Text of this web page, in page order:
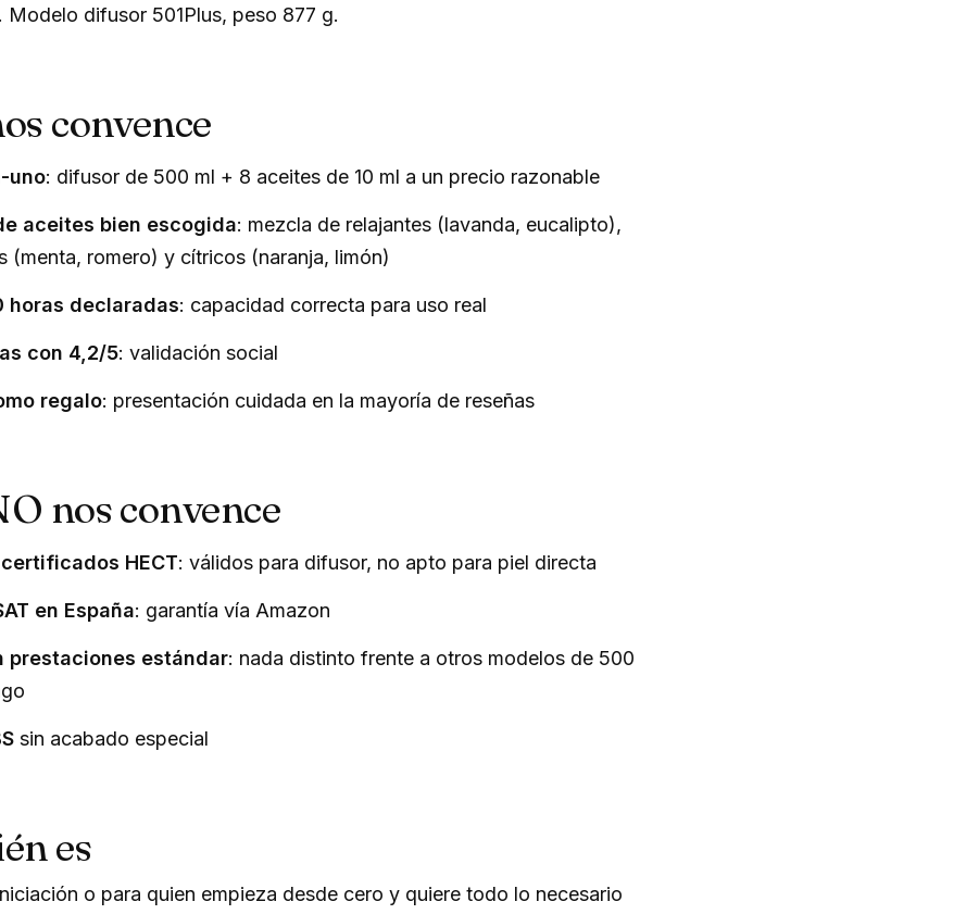
Modelo difusor 501Plus, peso 877 g.
convence
uno: difusor de 500 ml + 8 aceites de 10 ml a un precio razonable
aceites bien escogida: mezcla de relajantes (lavanda, eucalipto),
(menta, romero) y cítricos (naranja, limón)
horas declaradas: capacidad correcta para uso real
con 4,2/5: validación social
regalo: presentación cuidada en la mayoría de reseñas
nos convence
HECT: válidos para difusor, no apto para piel directa
en España: garantía vía Amazon
prestaciones estándar: nada distinto frente a otros modelos de 500
sin acabado especial
es
o para quien empieza desde cero y quiere todo lo necesario